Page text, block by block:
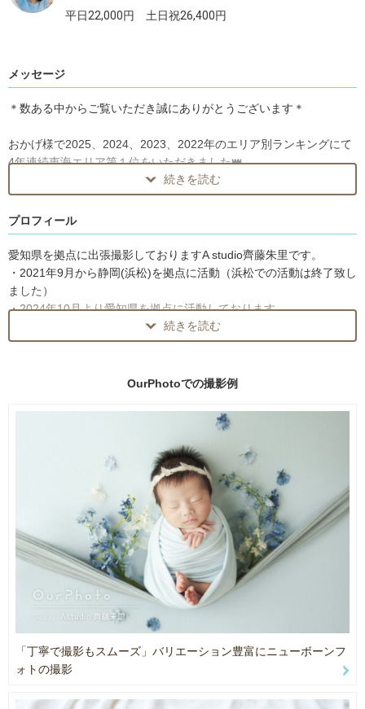
平日22,000円 土日祝26,400円
メッセージ
＊数ある中からご覧いただき誠にありがとうございます＊
おかげ様で2025、2024、2023、2022年のエリア別ランキングにて
4年連続東海エリア第１位をいただきました👑
【ご予約前に必ず撮影場所とスケジュールのご相談を「チャットす
る」ボタンからご連絡くださいませ】
スケジュールが空いていても、前後の移動スケジュールにより撮影
場所に伺えない場合があります。
出張エリア外は2枠分（金額は2倍となります）からのご予約で承り
ます。
て】より下へ記載してございます。
七五三はリピーター様のみ受け付けております。
↓スクロールでお進みくださいませ。
【ニューボーンフォトについて】
詳細内容を最後までお読みになり、内容にご了承いただけましたら
ご予約前に下記項目を「チャットする」ボタンからご連絡ください
ませ↓↓↓
・・・・以下コピペお願い致します・・・・
●ご出産後の方は赤ちゃんの体重
●赤ちゃんの性別
●ご希望撮影日（生後2週間以内がオススメですが過ぎていても大丈
夫です。双子さんは要相談となります。）
続きを読む
プロフィール
愛知県を拠点に出張撮影しておりますA studio齊藤朱里です。
・2021年9月から静岡(浜松)を拠点に活動（浜松での活動は終了致し
ました）
・2024年10月より愛知県を拠点に活動しております。
ル、インタビュー同行、店舗撮影ロケーションウェディングフォト
お客様のイメージに沿って、会話しながら作り上げていくスタイル
自然な表情からポージング指示まで温かみのある写真に残します！
どうぞよろしくお願い致します。
続きを読む
OurPhotoでの撮影例
「丁寧で撮影もスムーズ」バリエーション豊富にニューボーンフ
ォトの撮影